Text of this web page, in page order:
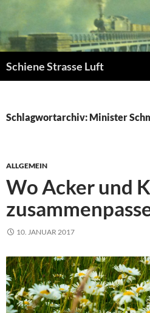
springen
Schiene Strasse Luft
Schlagwortarchiv: Minister
ALLGEMEIN
Wo Acker und
10. JANUAR 2017